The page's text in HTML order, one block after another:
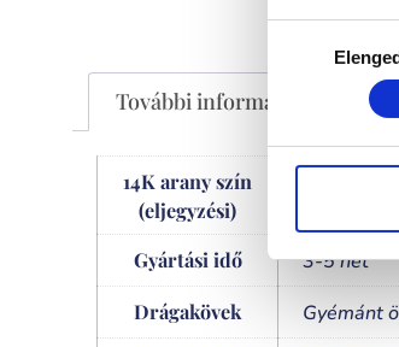
kiválasztása
További információk
14K arany szín
(eljegyzési)
Gyártási idő
3-5 hét
Drágakövek
Gyémánt